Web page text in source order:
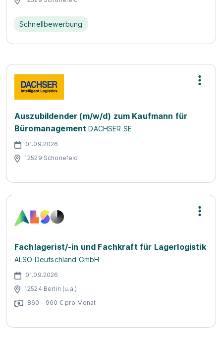
Schnellbewerbung
Auszubildender (m/w/d) zum Kaufmann für
Büromanagement DACHSER SE
01.09.2026
12529 Schönefeld
Fachlagerist/-in und Fachkraft für Lagerlogistik
ALSO Deutschland GmbH
01.09.2026
12524 Berlin (u.a.)
860 - 960 € pro Monat